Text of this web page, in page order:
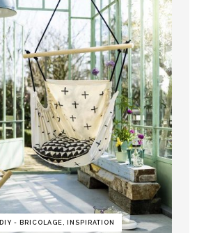
DIY - BRICOLAGE, INSPIRATION